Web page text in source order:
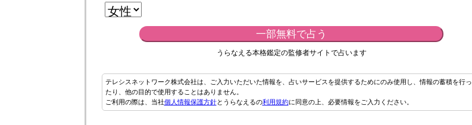
一部無料で占う
うらなえる本格鑑定の監修者サイトで占います
テレシスネットワーク株式会社は、ご入力いただいた情報を、占いサービスを提供するためにのみ使用し、情報の蓄積を行っ
たり、他の目的で使用することはありません。
ご利用の際は、当社個人情報保護方針とうらなえるの利用規約に同意の上、必要情報をご入力ください。